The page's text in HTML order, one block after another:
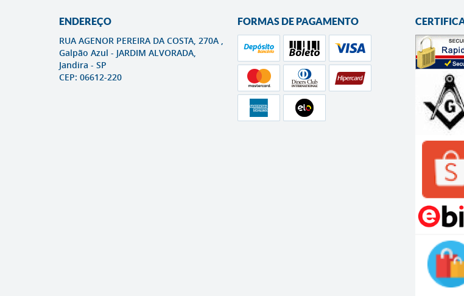
ENDEREÇO
RUA AGENOR PEREIRA DA COSTA, 270A ,
Galpão Azul - JARDIM ALVORADA,
Jandira - SP
CEP: 06612-220
FORMAS DE PAGAMENTO